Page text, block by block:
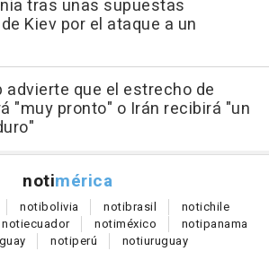
tras unas supuestas
Kiev por el ataque a un
advierte que el estrecho de
"muy pronto" o Irán recibirá "un
notimérica
notibolivia notibrasil notichile
notiecuador notiméxico notipanama
notiperú notiuruguay